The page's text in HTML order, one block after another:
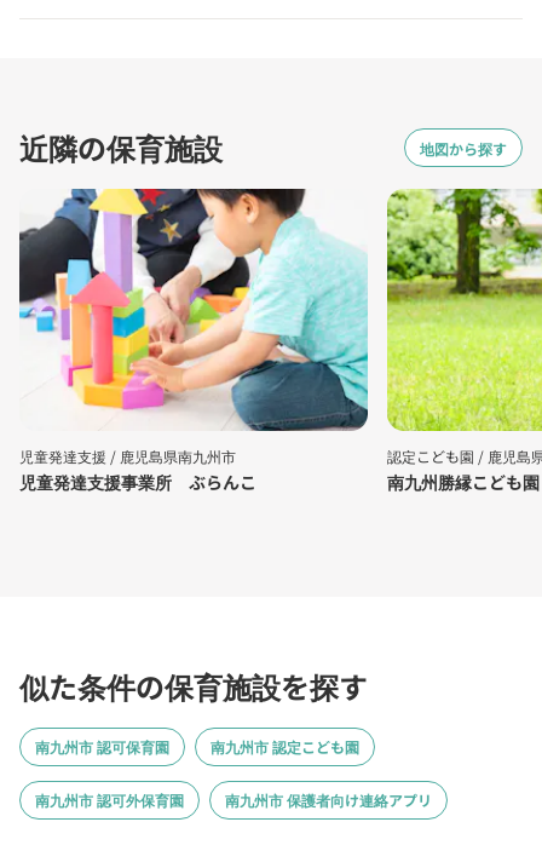
近隣の保育施設 地図から探す
児童発達支援 / 鹿児島県南九州市
児童発達支援事業所 ぶらんこ
認定こども園 / 鹿児島
南九州勝縁こども園
似た条件の保育施設を探す
南九州市 認可保育園 南九州市 認定こども園
南九州市 認可外保育園 南九州市 保護者向け連絡アプリ